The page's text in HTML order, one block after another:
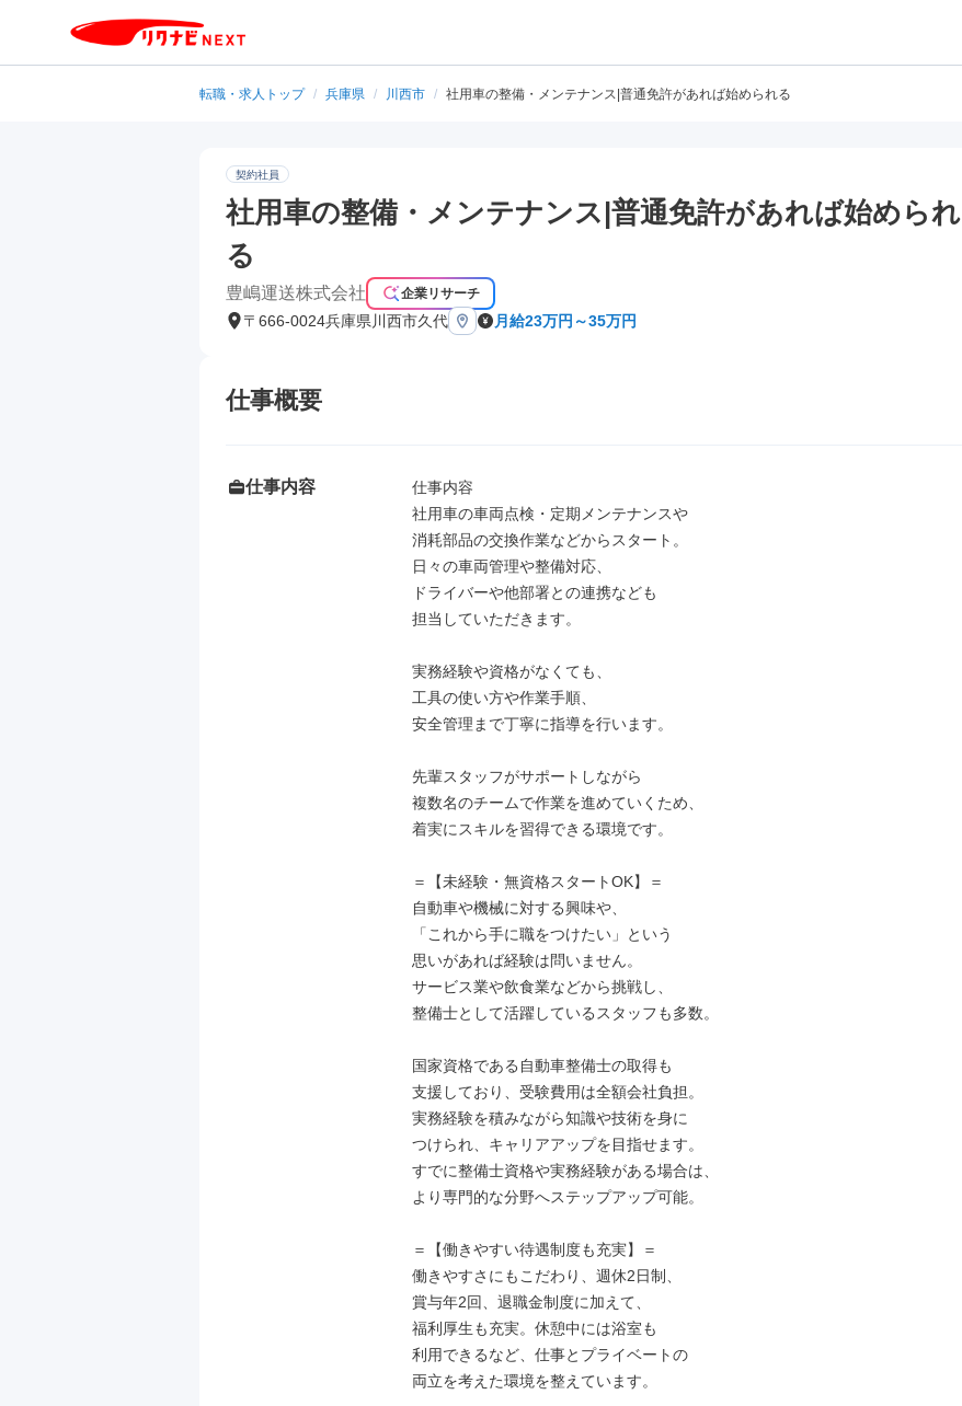
転職・求人トップ / 兵庫県 / 川西市 / 社用車の整備・メンテナンス|普通免許があれば始められる
契約社員
社用車の整備・メンテナンス|普通免許があれば始められ
る
豊嶋運送株式会社 企業リサーチ
〒666-0024兵庫県川西市久代 月給23万円～35万円
仕事概要
仕事内容
仕事内容
社用車の車両点検・定期メンテナンスや
消耗部品の交換作業などからスタート。
日々の車両管理や整備対応、
ドライバーや他部署との連携なども
担当していただきます。
実務経験や資格がなくても、
工具の使い方や作業手順、
安全管理まで丁寧に指導を行います。
先輩スタッフがサポートしながら
複数名のチームで作業を進めていくため、
着実にスキルを習得できる環境です。
＝【未経験・無資格スタートOK】＝
自動車や機械に対する興味や、
「これから手に職をつけたい」という
思いがあれば経験は問いません。
サービス業や飲食業などから挑戦し、
整備士として活躍しているスタッフも多数。
国家資格である自動車整備士の取得も
支援しており、受験費用は全額会社負担。
実務経験を積みながら知識や技術を身に
つけられ、キャリアアップを目指せます。
すでに整備士資格や実務経験がある場合は、
より専門的な分野へステップアップ可能。
＝【働きやすい待遇制度も充実】＝
働きやすさにもこだわり、週休2日制、
賞与年2回、退職金制度に加えて、
福利厚生も充実。休憩中には浴室も
利用できるなど、仕事とプライベートの
両立を考えた環境を整えています。